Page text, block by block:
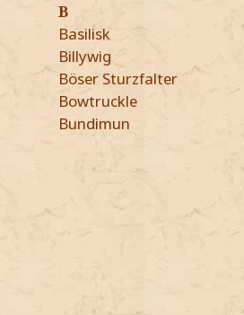
B
Basilisk
Billywig
Böser Sturzfalter
Bowtruckle
Bundimun